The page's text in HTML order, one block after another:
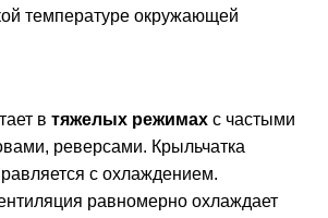
температуре окружающей
в тяжелых режимах с частыми
реверсами. Крыльчатка
с охлаждением.
равномерно охлаждает